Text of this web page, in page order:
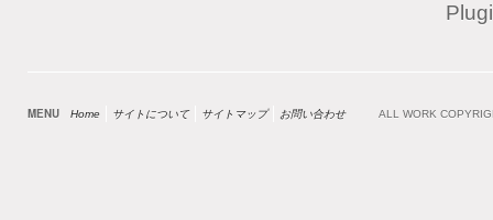
MENU Home サイトについて サイトマップ お問い合わせ ALL WORK